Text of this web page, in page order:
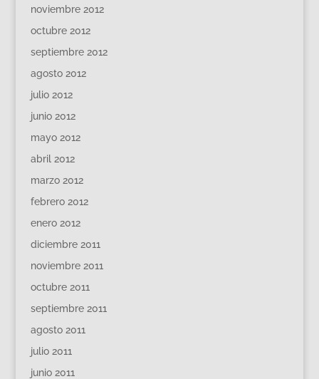
noviembre 2012
octubre 2012
septiembre 2012
agosto 2012
julio 2012
junio 2012
mayo 2012
abril 2012
marzo 2012
febrero 2012
enero 2012
diciembre 2011
noviembre 2011
octubre 2011
septiembre 2011
agosto 2011
julio 2011
junio 2011